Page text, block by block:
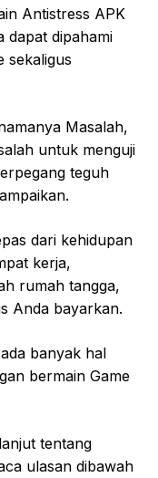
Antistress APK
dapat dipahami
sekaligus
Masalah,
untuk menguji
teguh
dari kehidupan
kerja,
rumah tangga,
Anda bayarkan.
banyak hal
bermain Game
tentang
ulasan dibawah